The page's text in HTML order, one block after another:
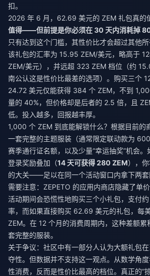
扣。
2026 年 6 月，62.69 美元的 ZEM 礼包真的
值得——但前提是你必须在 30 天内消耗掉
只有达到这个门槛，其性价比才会超过其他所
该礼包的汇率为 15.95 ZEM/美元，略高于
ZEM/美元），并远超 323 ZEM 档位（约
南公认这是性价比最差的选项）。购买三个
24.72 美元仅能获得 384 个 ZEM，不到
量的 40%，但价格却是后者的 2.5 倍，且
低。投入越多，回报越丰厚。
1,000 个 ZEM 到底能解锁什么？根据目前的
一套完整的主题服装（通常限定联动款为
赛季通行证名额，以及少量“幸运抽奖”机会
登录奖励叠加（14 天可获得 280 ZEM），
的大关——足以在同一个活动窗口内拿下两套
需要注意：ZEPETO 的应用内商店隐藏了单
活动期间会恐慌性地购买三个小礼包，支付
率，而如果直接购买 62.69 美元的礼包，每
ZEM。在 12 个月的消费周期内，这种差额
套完整的服装。
关于争议：社区中有一部分人认为大额礼包
夺性。但数据并不支持这一观点。从数学角
性消费，反而是性价比最高的档位。真正的“